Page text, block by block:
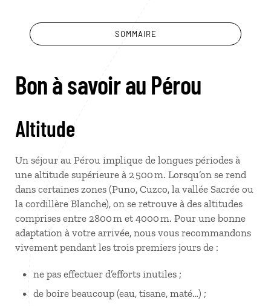
SOMMAIRE
Bon à savoir au Pérou
Altitude
Un séjour au Pérou implique de longues périodes à
une altitude supérieure à 2 500 m. Lorsqu’on se rend
dans certaines zones (Puno, Cuzco, la vallée Sacrée ou
la cordillère Blanche), on se retrouve à des altitudes
comprises entre 2800 m et 4000 m. Pour une bonne
adaptation à votre arrivée, nous vous recommandons
vivement pendant les trois premiers jours de :
ne pas effectuer d’efforts inutiles ;
de boire beaucoup (eau, tisane, maté…) ;